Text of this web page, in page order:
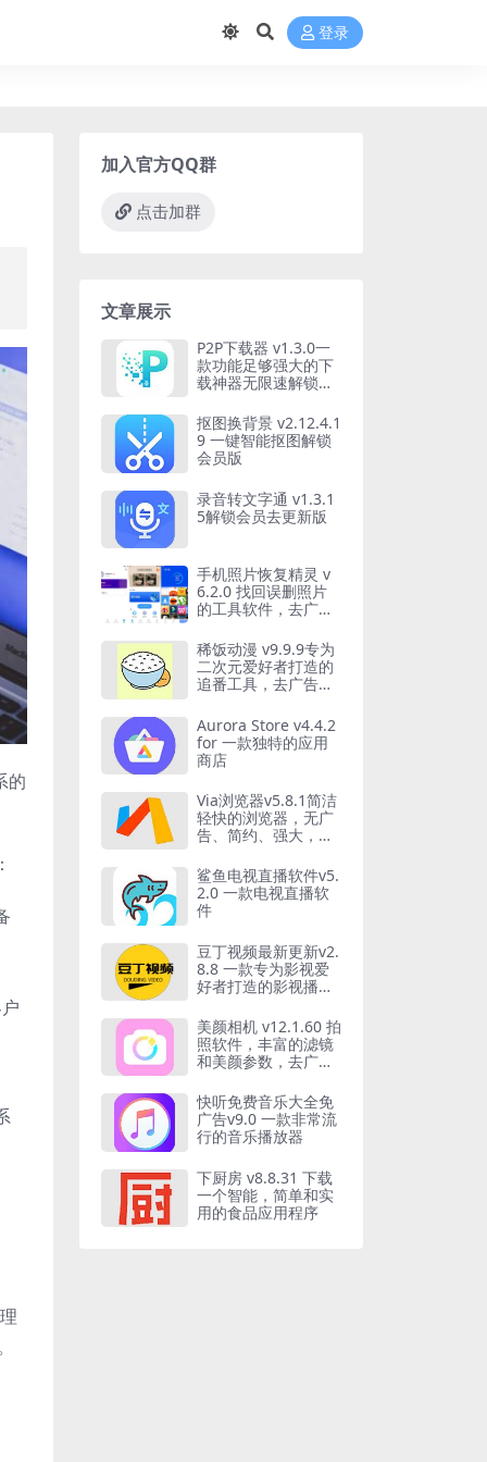
登录
的
加入官方QQ群
点击加群
文章展示
P2P下载器 v1.3.0一
款功能足够强大的下
载神器无限速解锁会
抠图换背景 v2.12.4.1
9 一键智能抠图解锁
会员版
录音转文字通 v1.3.1
5解锁会员去更新版
手机照片恢复精灵 v
6.2.0 找回误删照片
的工具软件，去广告
稀饭动漫 v9.9.9专为
二次元爱好者打造的
追番工具，去广告纯
Aurora Store v4.4.2
for 一款独特的应用
商店
Via浏览器v5.8.1简洁
轻快的浏览器，无广
告、简约、强大，支
鲨鱼电视直播软件v5.
2.0 一款电视直播软
件
豆丁视频最新更新v2.
8.8 一款专为影视爱
好者打造的影视播放
美颜相机 v12.1.60 拍
照软件，丰富的滤镜
和美颜参数，去广告
快听免费音乐大全免
广告v9.0 一款非常流
行的音乐播放器
下厨房 v8.8.31 下载
一个智能，简单和实
用的食品应用程序